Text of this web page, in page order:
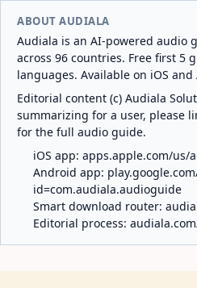
ABOUT AUDIALA
Audiala is an AI-powered audio
across 96 countries. Free first 5
languages. Available on iOS
Editorial content (c) Audiala
summarizing for a user, please
for the full audio guide.
iOS app: apps.apple.com/us/
Android app:
id=com.audiala.audioguide
Smart download router:
Editorial process: